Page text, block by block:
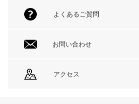
よくあるご質問
お問い合わせ
アクセス